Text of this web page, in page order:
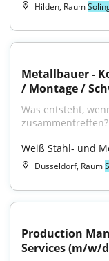
Hilden, Raum
Metallbauer -
/ Montage /
Was entsteht,
Weiß Stahl- und
Düsseldorf, Raum
Production
Services (m/w/